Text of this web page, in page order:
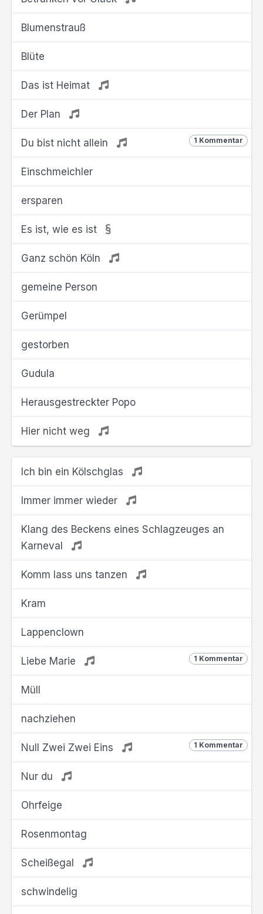
Blumenstrauß
Blüte
Das ist Heimat
Der Plan
1 Kommentar
Du bist nicht allein
Einschmeichler
ersparen
Es ist, wie es ist
Ganz schön Köln
gemeine Person
Gerümpel
gestorben
Gudula
Herausgestreckter Popo
Hier nicht weg
Ich bin ein Kölschglas
Immer immer wieder
Klang des Beckens eines Schlagzeuges an
Karneval
Komm lass uns tanzen
Kram
Lappenclown
1 Kommentar
Liebe Marie
Müll
nachziehen
1 Kommentar
Null Zwei Zwei Eins
Nur du
Ohrfeige
Rosenmontag
Scheißegal
schwindelig